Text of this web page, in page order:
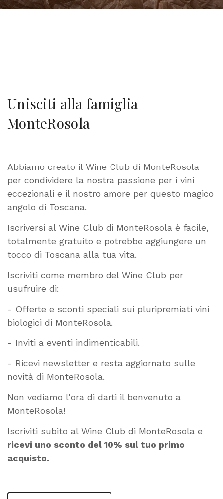
Unisciti alla famiglia
MonteRosola
Abbiamo creato il Wine Club di MonteRosola
per condividere la nostra passione per i vini
eccezionali e il nostro amore per questo magico
angolo di Toscana.
Iscriversi al Wine Club di MonteRosola è facile,
totalmente gratuito e potrebbe aggiungere un
tocco di Toscana alla tua vita.
Iscriviti come membro del Wine Club per
usufruire di:
- Offerte e sconti speciali sui pluripremiati vini
biologici di MonteRosola.
- Inviti a eventi indimenticabili.
- Ricevi newsletter e resta aggiornato sulle
novità di MonteRosola.
Non vediamo l'ora di darti il ​​benvenuto a
MonteRosola!
Iscriviti subito al Wine Club di MonteRosola e
ricevi uno sconto del 10% sul tuo primo
acquisto.